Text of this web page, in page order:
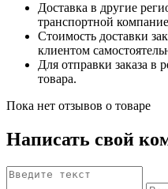
Доставка в другие
транспортной
Стоимость доставки
клиентом
Для отправки заказа в
товара.
Пока нет отзывов о товаре
Написать свой